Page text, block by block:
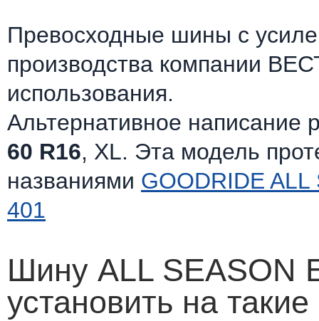
Превосходные шины c
производства компании
использования.
Альтернативное написание
60 R16, XL. Эта модель
названиями GOODRIDE
401
Шину ALL SEASON
установить на